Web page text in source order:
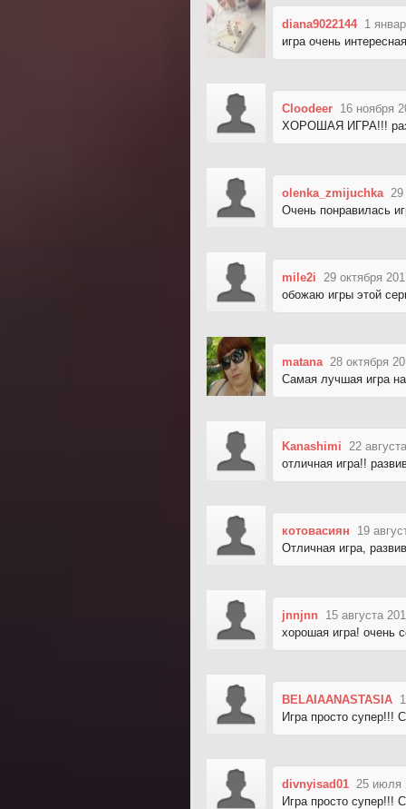
diana9022144 1
игра очень
Cloodeer 16 ноября
ХОРОШАЯ ИГРА!!!
olenka_zmijuchka
Очень понравилась
mile2i
29 октября
обожаю игры этой
matana 28 октября
Самая лучшая игра
Kanashimi
22
отличная игра!!
котовасиян
19
Отличная игра,
jnnjnn 15 августа
хорошая игра! очень
BELAIAANASTASIA
Игра просто супер!!!
divnyisad01 25 июля
Игра просто супер!!!